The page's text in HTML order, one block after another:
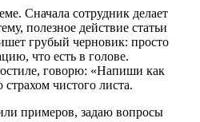
Сначала сотрудник делает
полезное действие статьи
грубый черновик: просто
что есть в голове.
говорю: «Напиши как
чистого листа.
примеров, задаю вопросы